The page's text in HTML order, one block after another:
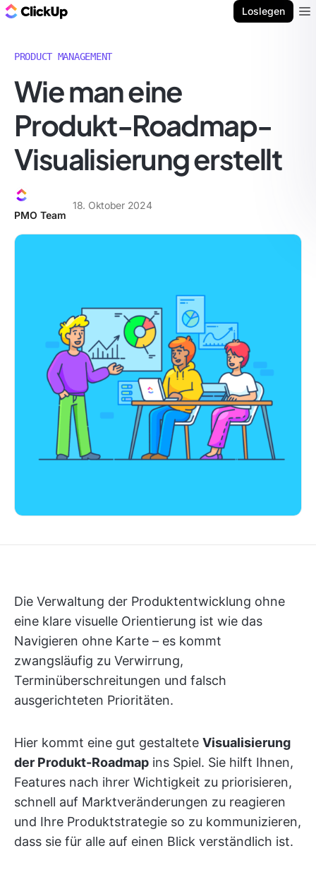
Loslegen
PRODUCT MANAGEMENT
Wie man eine
Produkt-Roadmap-
Visualisierung erstellt
PMO Team
18. Oktober 2024
Die Verwaltung der Produktentwicklung ohne
eine klare visuelle Orientierung ist wie das
Navigieren ohne Karte – es kommt
zwangsläufig zu Verwirrung,
Terminüberschreitungen und falsch
ausgerichteten Prioritäten.
Hier kommt eine gut gestaltete Visualisierung
der Produkt-Roadmap ins Spiel. Sie hilft Ihnen,
Features nach ihrer Wichtigkeit zu priorisieren,
schnell auf Marktveränderungen zu reagieren
und Ihre Produktstrategie so zu kommunizieren,
dass sie für alle auf einen Blick verständlich ist.